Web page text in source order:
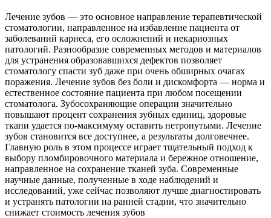
Лечение зубов — это основное направление терапевтической
стоматологии, направленное на избавление пациента от
заболеваний кариеса, его осложнений и некариозных
патологий. Разнообразие современных методов и материалов
для устранения образовавшихся дефектов позволяет
стоматологу спасти зуб даже при очень обширных очагах
поражения. Лечение зубов без боли и дискомфорта — норма и
естественное состояние пациента при любом посещении
стоматолога. Зубосохраняющие операции значительно
повышают процент сохранения зубных единиц, здоровые
ткани удается по-максимуму оставить нетронутыми. Лечение
зубов становится все доступнее, а результаты долговечнее.
Главную роль в этом процессе играет тщательный подход к
выбору пломбировочного материала и бережное отношение,
направленное на сохранение тканей зуба. Современные
научные данные, полученные в ходе наблюдений и
исследований, уже сейчас позволяют лучше диагностировать
и устранять патологии на ранней стадии, что значительно
снижает стоимость лечения зубов